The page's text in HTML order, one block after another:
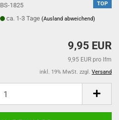
TOP
BS-1825
ca. 1-3 Tage(Ausland abweichend)
9,95 EUR
9,95 EUR pro lfm
inkl. 19% MwSt. zzgl. Versand